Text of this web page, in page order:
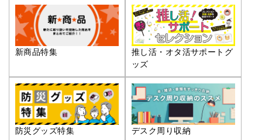
新商品特集
推し活・オタ活サポートグ
ッズ
防災グッズ特集 デスク周り収納